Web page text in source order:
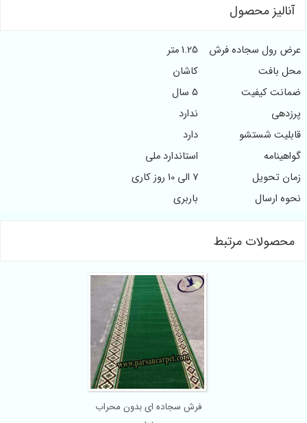
آنالیز محصول
عرض رول سجاده فرش
1.25 متر
محل بافت
کاشان
ضمانت کیفیت
5 سال
پرزدهی
ندارد
قابلیت شستشو
دارد
گواهینامه
استاندارد ملی
زمان تحویل
7 الی 10 روز کاری
نحوه ارسال
باربری
محصولات مرتبط
فرش سجاده ای بدون محراب